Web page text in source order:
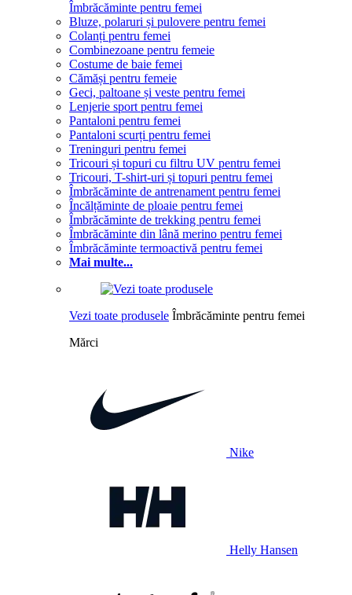
Îmbrăcăminte pentru femei
Bluze, polaruri și pulovere pentru femei
Colanți pentru femei
Combinezoane pentru femeie
Costume de baie femei
Cămăși pentru femeie
Geci, paltoane și veste pentru femei
Lenjerie sport pentru femei
Pantaloni pentru femei
Pantaloni scurți pentru femei
Treninguri pentru femei
Tricouri și topuri cu filtru UV pentru femei
Tricouri, T-shirt-uri și topuri pentru femei
Îmbrăcăminte de antrenament pentru femei
Încălțăminte de ploaie pentru femei
Îmbrăcăminte de trekking pentru femei
Îmbrăcăminte din lână merino pentru femei
Îmbrăcăminte termoactivă pentru femei
Mai multe...
Vezi toate produsele Îmbrăcăminte pentru femei
Mărci
Nike
Helly Hansen